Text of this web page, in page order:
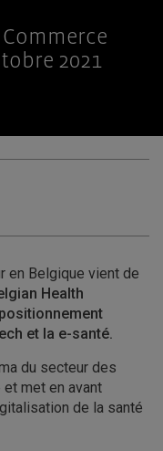
2021
en Belgique vient de
Health
et la e-santé.
du secteur des
met en avant
de la santé